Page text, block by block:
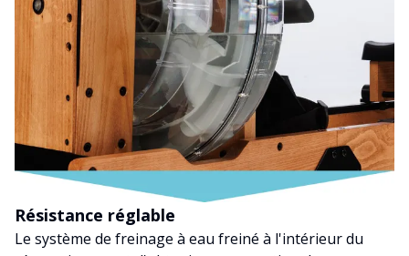
Résistance réglable
Le système de freinage à eau freiné à l'intérieur du